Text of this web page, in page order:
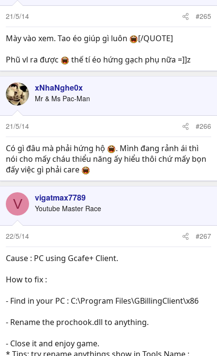
21/5/14 #265
Mày vào xem. Tao éo giúp gì luôn
[/QUOTE]
Phũ vl ra được
thế tí éo hứng gạch phụ nữa =]]z
xNhaNghe0x
Mr & Ms Pac-Man
21/5/14 #266
Có gì đâu mà phải hứng hộ
. Mình đang rảnh ái thì
nói cho mấy cháu thiểu năng ấy hiểu thôi chứ mấy bọn
đấy việc gì phải care
V vigatmax7789
Youtube Master Race
22/5/14 #267
Cause : PC using Gcafe+ Client.
How to fix :
- Find in your PC : C:\Program Files\GBillingClient\x86
- Rename the prochook.dll to anything.
- Close it and enjoy game.